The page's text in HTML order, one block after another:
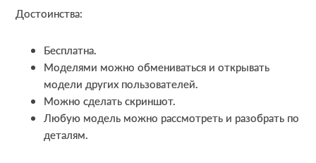
Достоинства:
Бесплатна.
Моделями можно обмениваться и открывать
модели других пользователей.
Можно сделать скриншот.
Любую модель можно рассмотреть и разобрать по
деталям.